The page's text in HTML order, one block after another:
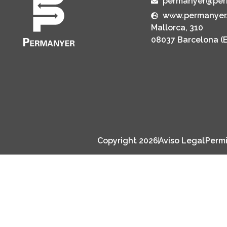
Mallorca, 310
08037 Barcelona
Copyright 2026Aviso Legal